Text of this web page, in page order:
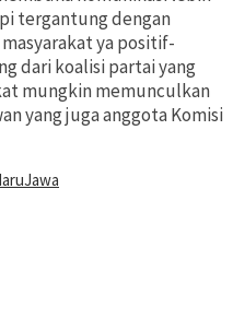
tergantung dengan
ya positif-
dari koalisi partai yang
mungkin memunculkan
yang juga anggota Komisi
Jawa